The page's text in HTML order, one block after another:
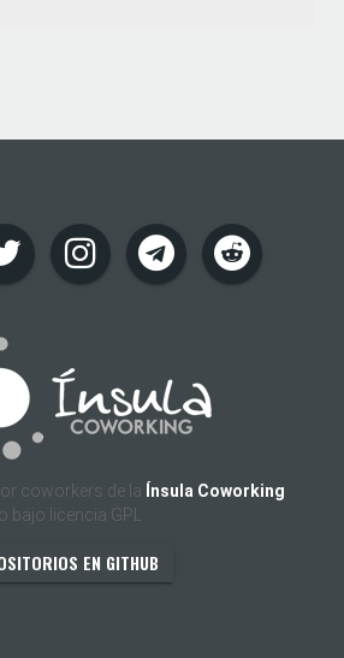
coworkers de la Ínsula Coworking
bajo licencia GPL
EN GITHUB